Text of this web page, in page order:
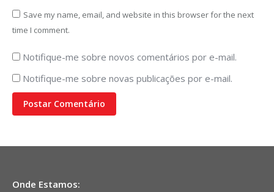
Save my name, email, and website in this browser for the next
time I comment.
Notifique-me sobre novos comentários por e-mail.
Notifique-me sobre novas publicações por e-mail.
Postar Comentário
Onde Estamos: